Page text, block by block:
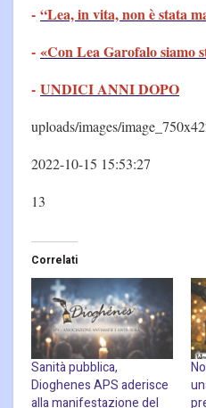
- “Lea, in vita, non è stata
- «Con Lea Garofalo siamo
- UNDICI ANNI DOPO
uploads/images/
2022-10-15 15:53:27
13
Correlati
Sanità pubblica,
Dioghenes APS aderisce
alla manifestazione del